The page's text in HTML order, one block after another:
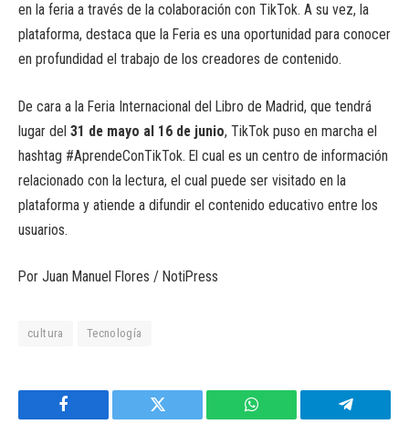
en la feria a través de la colaboración con TikTok. A su vez, la
plataforma, destaca que la Feria es una oportunidad para conocer
en profundidad el trabajo de los creadores de contenido.
De cara a la Feria Internacional del Libro de Madrid, que tendrá
lugar del 31 de mayo al 16 de junio, TikTok puso en marcha el
hashtag #AprendeConTikTok. El cual es un centro de información
relacionado con la lectura, el cual puede ser visitado en la
plataforma y atiende a difundir el contenido educativo entre los
usuarios.
Por Juan Manuel Flores / NotiPress
cultura Tecnología
Facebook Twitter WhatsApp Telegram